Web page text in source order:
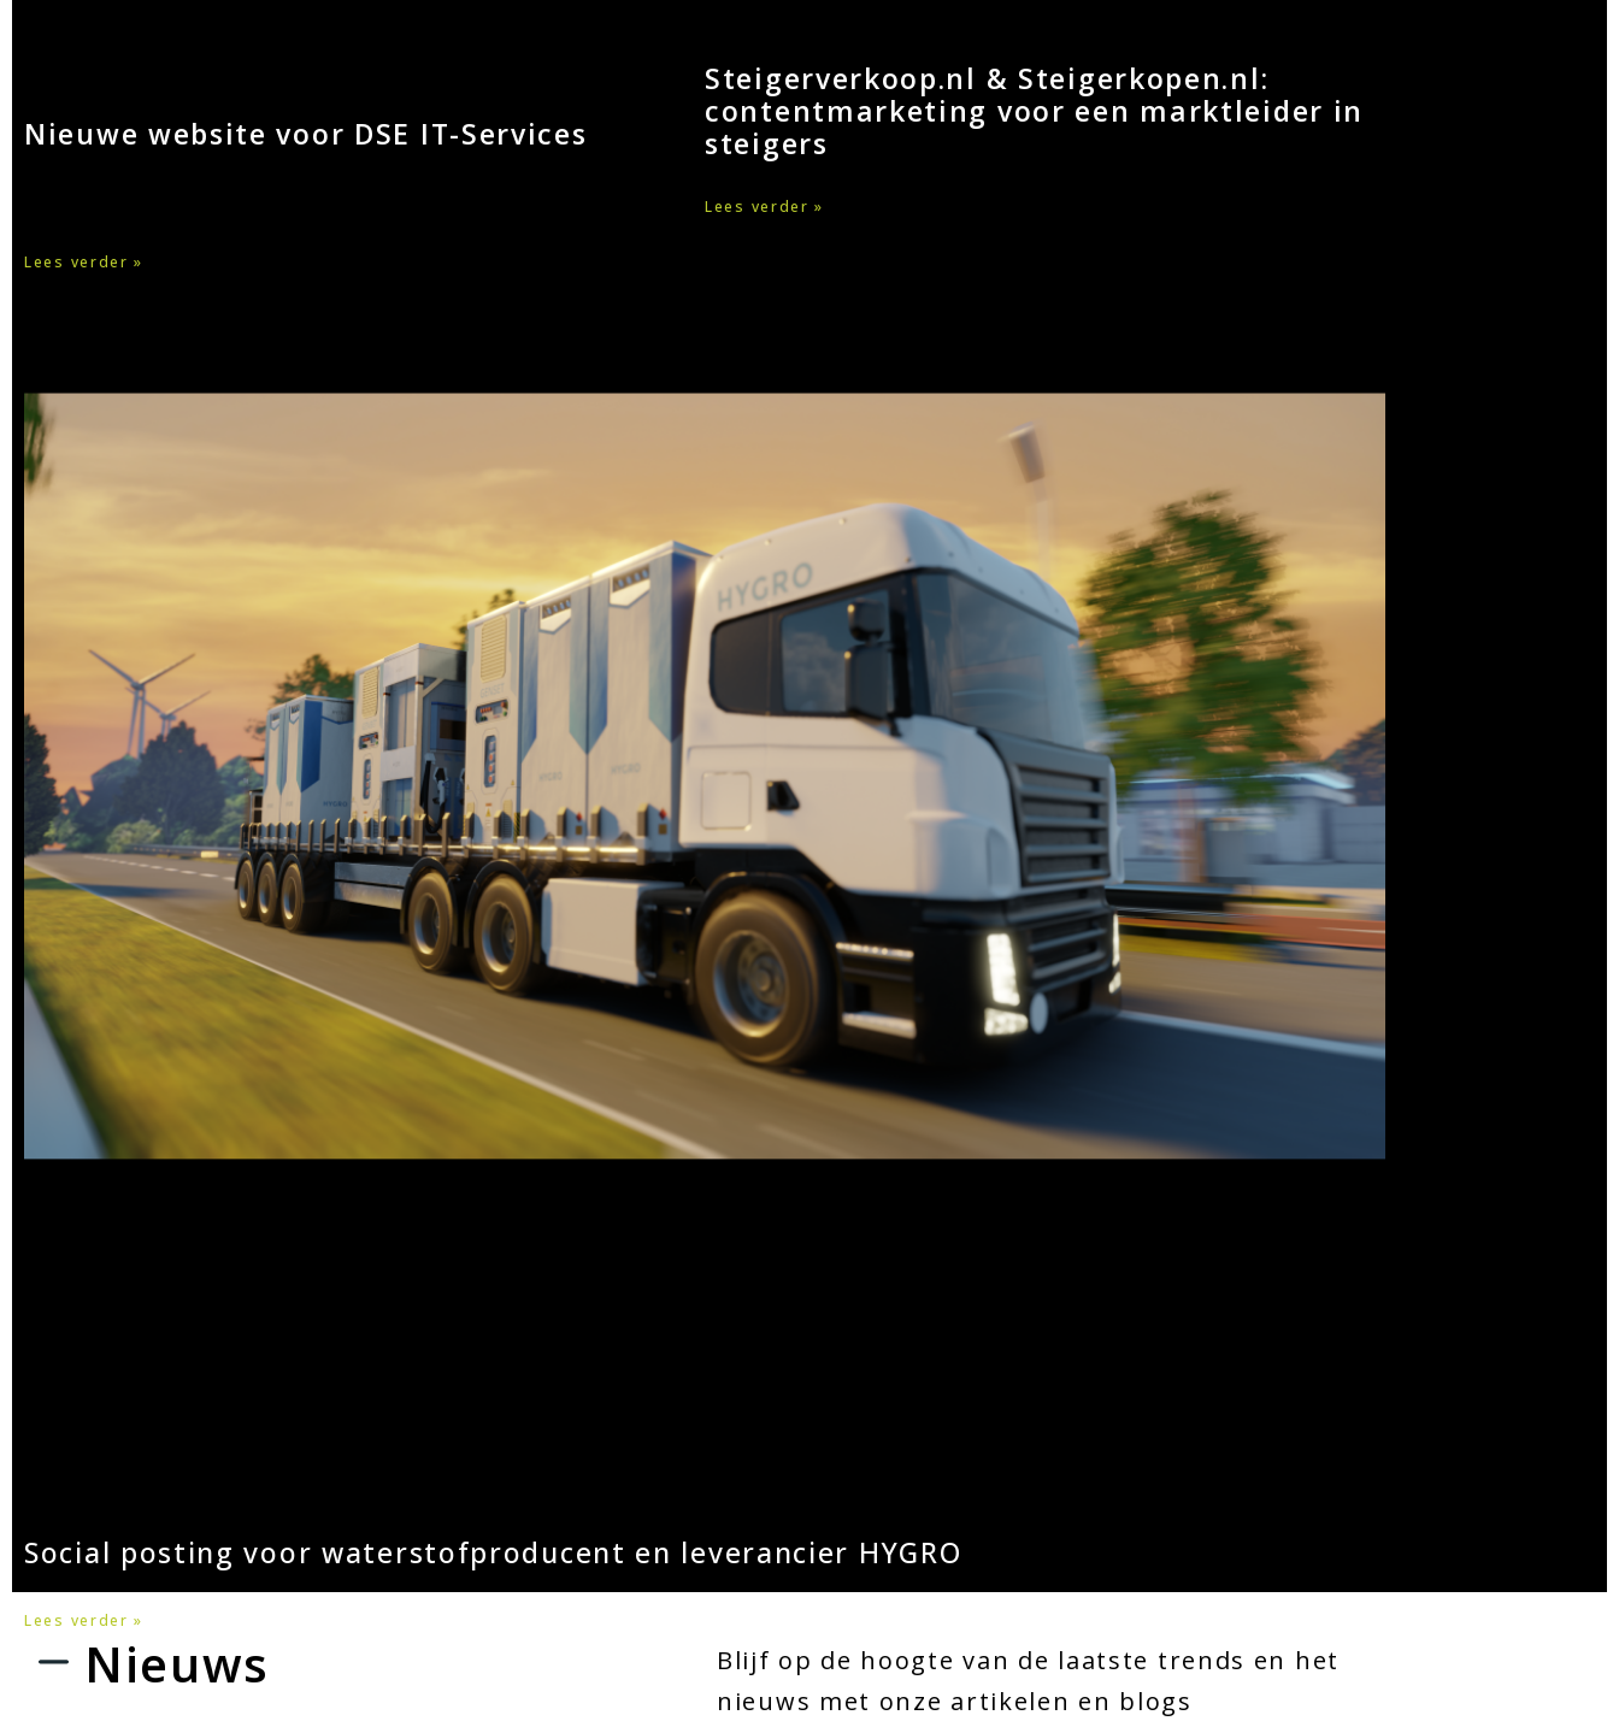
Nieuwe website voor DSE IT-Services
Lees verder »
Steigerverkoop.nl & Steigerkopen.nl:
contentmarketing voor een marktleider in
steigers
Lees verder »
Social posting voor waterstofproducent en leverancier HYGRO
Lees verder »
Nieuws
Blijf op de hoogte van de laatste trends en het
nieuws met onze artikelen en blogs